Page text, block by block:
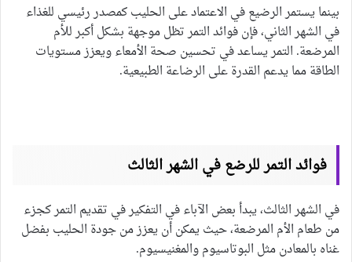
بينما يستمر الرضيع في الاعتماد على الحليب كمصدر رئيسي للغذاء
في الشهر الثاني، فإن فوائد التمر تظل موجهة بشكل أكبر للأم
المرضعة. التمر يساعد في تحسين صحة الأمعاء ويعزز مستويات
الطاقة مما يدعم القدرة على الرضاعة الطبيعية.
فوائد التمر للرضع في الشهر الثالث
في الشهر الثالث، يبدأ بعض الآباء في التفكير في تقديم التمر كجزء
من طعام الأم المرضعة، حيث يمكن أن يعزز من جودة الحليب بفضل
غناه بالمعادن مثل البوتاسيوم والمغنيسيوم.